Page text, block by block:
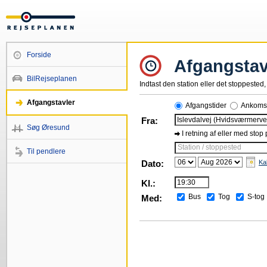
Forside
BilRejseplanen
Afgangstavler
Søg Øresund
Til pendlere
Indtast den station eller det
Afgangstider
Fra:
I retning af eller med stop
Station / stoppested
Dato:
Kl.:
Med:
Bus Tog S-tog